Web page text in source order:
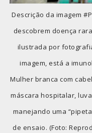
Descrição da imagem
descobrem doença
ilustrada por
imagem, está a
Mulher branca com
máscara hospitalar,
manejando uma
de ensaio. (Foto: